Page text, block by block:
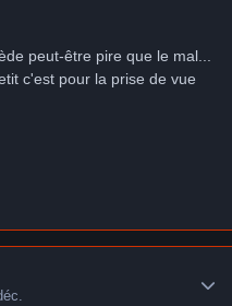
peut-être pire que le mal...
c'est pour la prise de vue